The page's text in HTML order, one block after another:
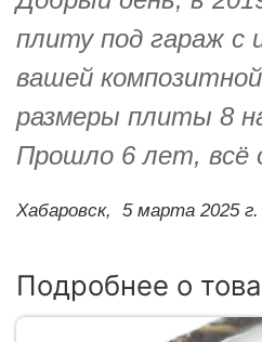
плиту под гараж с
вашей
размеры плиты 8
Прошло 6 лет, всё
Хабаровск, 5 марта 2025 г.
Подробнее о